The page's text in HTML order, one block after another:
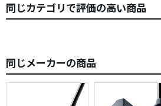
同じカテゴリで評価の高い商品
同じメーカーの商品